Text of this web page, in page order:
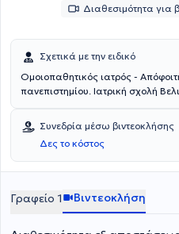
Διαθεσιμότητα για
Σχετικά με την ειδικό
Ομοιοπαθητικός ιατρός -
πανεπιστημίου. Ιατρική σχολή
Συνεδρία μέσω βιντεοκλήσης
Δες το κόστος
Γραφείο 1 Βιντεοκλήση